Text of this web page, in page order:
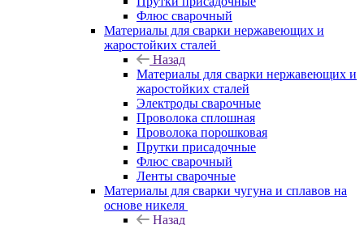
Флюс сварочный
Материалы для сварки нержавеющих и
жаростойких сталей
Назад
Материалы для сварки нержавеющих и
жаростойких сталей
Электроды сварочные
Проволока сплошная
Проволока порошковая
Прутки присадочные
Флюс сварочный
Ленты сварочные
Материалы для сварки чугуна и сплавов на
основе никеля
Назад